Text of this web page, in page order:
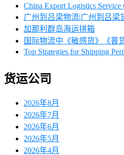
China Export Logistics
广州到吕梁物流|广州到吕梁
加那利群岛海运拼箱
国际物流中《敏感货》《普
Top Strategies for Shipping
货运公司
2026年8月
2026年7月
2026年6月
2026年5月
2026年4月